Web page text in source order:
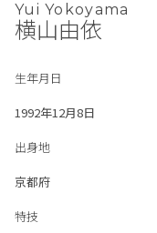
Yui Yokoyama
横山由依
生年月日
1992年12月8日
出身地
京都府
特技